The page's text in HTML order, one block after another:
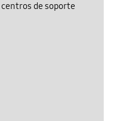
de soporte